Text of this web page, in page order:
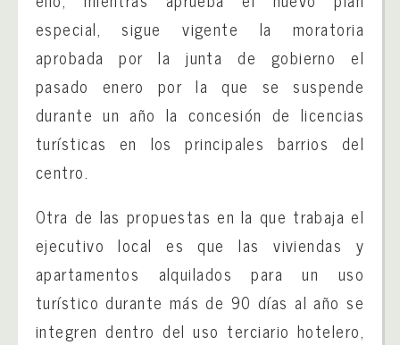
especial, sigue vigente la moratoria
aprobada por la junta de gobierno el
pasado enero por la que se suspende
durante un año la concesión de licencias
turísticas en los principales barrios del
centro.
Otra de las propuestas en la que trabaja el
ejecutivo local es que las viviendas y
apartamentos alquilados para un uso
turístico durante más de 90 días al año se
integren dentro del uso terciario hotelero,